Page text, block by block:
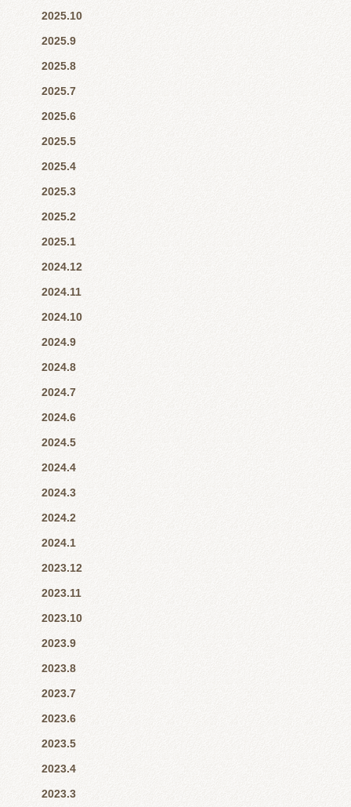
2025.10
2025.9
2025.8
2025.7
2025.6
2025.5
2025.4
2025.3
2025.2
2025.1
2024.12
2024.11
2024.10
2024.9
2024.8
2024.7
2024.6
2024.5
2024.4
2024.3
2024.2
2024.1
2023.12
2023.11
2023.10
2023.9
2023.8
2023.7
2023.6
2023.5
2023.4
2023.3